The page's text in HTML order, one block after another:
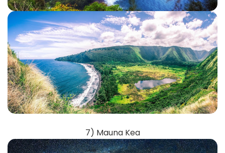
7) Mauna Kea